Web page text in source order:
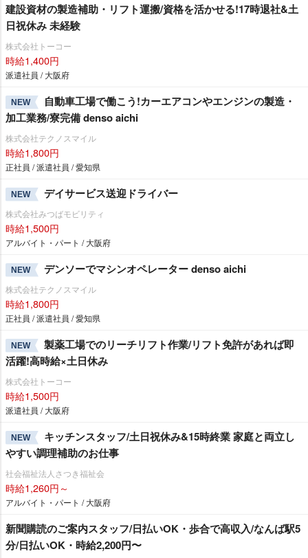
建設資材の製造補助・リフト運搬/資格を活かせる!17時退社&土
日祝休み 未経験
株式会社トーコー
時給1,400円
派遣社員 / 大阪府
NEW
自動車工場で働こう!カーエアコンやエンジンの製造・
加工業務/寮完備 denso aichi
株式会社テクノスマイル
時給1,800円
正社員 / 派遣社員 / 愛知県
NEW デイサービス送迎ドライバー
株式会社みつばモビリティ
時給1,500円
アルバイト・パート / 大阪府
NEW デンソーでマシンオペレーター denso aichi
株式会社テクノスマイル
時給1,800円
正社員 / 派遣社員 / 愛知県
NEW
製薬工場でのリーチリフト作業/リフト免許があれば即
活躍!高時給×土日休み
株式会社トーコー
時給1,500円
派遣社員 / 大阪府
NEW
キッチンスタッフ/土日祝休み&15時終業 家庭と両立し
すい調理補助のお仕事
社会福祉法人さつき福祉会
時給1,260円～
アルバイト・パート / 大阪府
新聞購読のご案内スタッフ/日払いOK・歩合で高収入/なんば駅5
分/日払いOK・時給2,200円〜